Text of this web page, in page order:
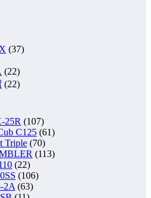
(37)
(22)
(22)
25R (107)
C125 (61)
Triple (70)
(113)
(22)
(106)
2A (63)